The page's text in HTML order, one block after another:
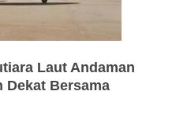
Laut Andaman
Dekat Bersama